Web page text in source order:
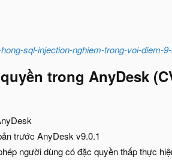
sql-injection-nghiem-trong-voi-diem-
trong AnyDesk
trước AnyDesk v9.0.1
người dùng có đặc quyền thấp thực